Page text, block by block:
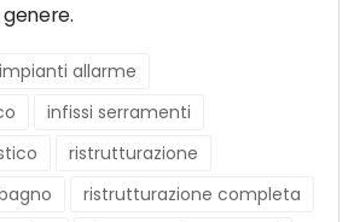
impianti allarme
infissi serramenti
ristrutturazione
ristrutturazione completa